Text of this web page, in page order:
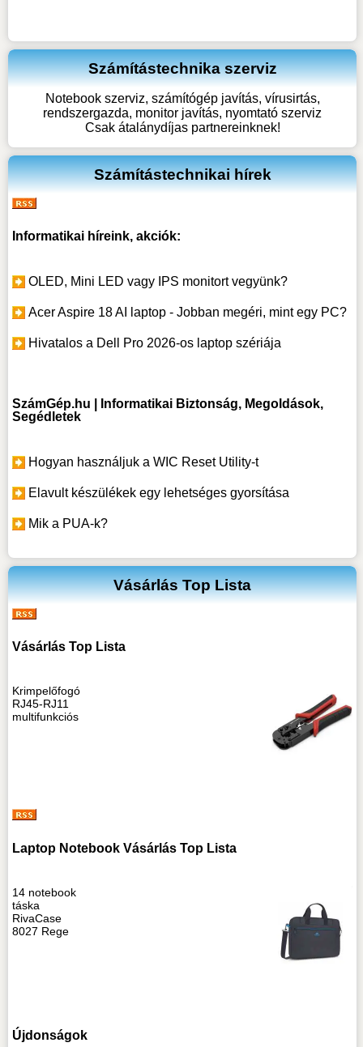
Számítástechnika szerviz
Notebook szerviz, számítógép javítás, vírusirtás,
rendszergazda, monitor javítás, nyomtató szerviz
Csak átalánydíjas partnereinknek!
Számítástechnikai hírek
Informatikai híreink, akciók:
OLED, Mini LED vagy IPS monitort vegyünk?
Acer Aspire 18 AI laptop - Jobban megéri, mint egy PC?
Hivatalos a Dell Pro 2026-os laptop szériája
SzámGép.hu | Informatikai Biztonság, Megoldások,
Segédletek
Hogyan használjuk a WIC Reset Utility-t
Elavult készülékek egy lehetséges gyorsítása
Mik a PUA-k?
Vásárlás Top Lista
Vásárlás Top Lista
Krimpelőfogó
RJ45-RJ11
multifunkciós
Laptop Notebook Vásárlás Top Lista
14 notebook
táska
RivaCase
8027 Rege
Újdonságok